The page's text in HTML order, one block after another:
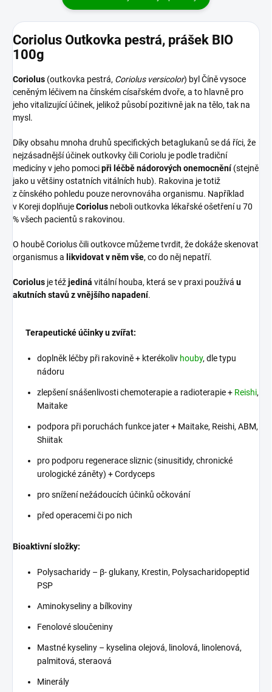
Coriolus Outkovka pestrá, prášek BIO
100g
Coriolus (outkovka pestrá, Coriolus versicolor) byl Číně vysoce
ceněným léčivem na čínském císařském dvoře, a to hlavně pro
jeho vitalizující účinek, jelikož působí pozitivně jak na tělo, tak na
mysl.
Díky obsahu mnoha druhů specifických betaglukanů se dá říci, že
nejzásadnější účinek outkovky čili Coriolu je podle tradiční
medicíny v jeho pomocipři léčbě nádorových onemocnění(stejně
jako u většiny ostatních vitálních hub). Rakovina je totiž
z čínského pohledu pouze nerovnováha organismu. Například
v Koreji doplňujeCoriolus neboli outkovka lékařské ošetření u 70
% všech pacientů s rakovinou.
O houbě Coriolus čili outkovce můžeme tvrdit, že dokáže skenovat
organismus a likvidovat v něm vše, co do něj nepatří.
Coriolus je téžjediná vitální houba, která se v praxi používá u
akutních stavů z vnějšího napadení.
Terapeutické účinky u zvířat:
doplněk léčby při rakovině + kterékoliv houby, dle typu
nádoru
zlepšení snášenlivosti chemoterapie a radioterapie + Reishi,
Maitake
podpora při poruchách funkce jater + Maitake, Reishi, ABM,
Shiitak
pro podporu regenerace sliznic (sinusitidy, chronické
urologické záněty) + Cordyceps
pro snížení nežádoucích účinků očkování
před operacemi či po nich
Bioaktivní složky:
Polysacharidy – β- glukany, Krestin, Polysacharidopeptid
PSP
Aminokyseliny a bílkoviny
Fenolové sloučeniny
Mastné kyseliny – kyselina olejová, linolová, linolenová,
palmitová, steraová
Minerály